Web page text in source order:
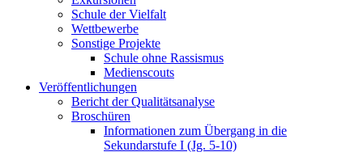
Schule der Vielfalt
Wettbewerbe
Sonstige Projekte
Schule ohne Rassismus
Medienscouts
Veröffentlichungen
Bericht der Qualitätsanalyse
Broschüren
Informationen zum Übergang in die
Sekundarstufe I (Jg. 5-10)